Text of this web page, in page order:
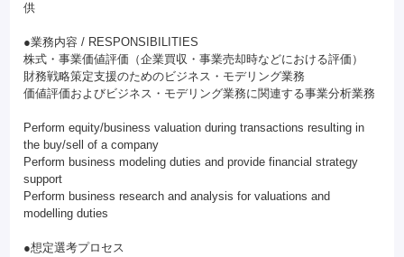
供
●業務内容 / RESPONSIBILITIES
株式・事業価値評価（企業買収・事業売却時などにおける評価）
財務戦略策定支援のためのビジネス・モデリング業務
価値評価およびビジネス・モデリング業務に関連する事業分析業務
Perform equity/business valuation during transactions resulting in
the buy/sell of a company
Perform business modeling duties and provide financial strategy
support
Perform business research and analysis for valuations and
modelling duties
●想定選考プロセス